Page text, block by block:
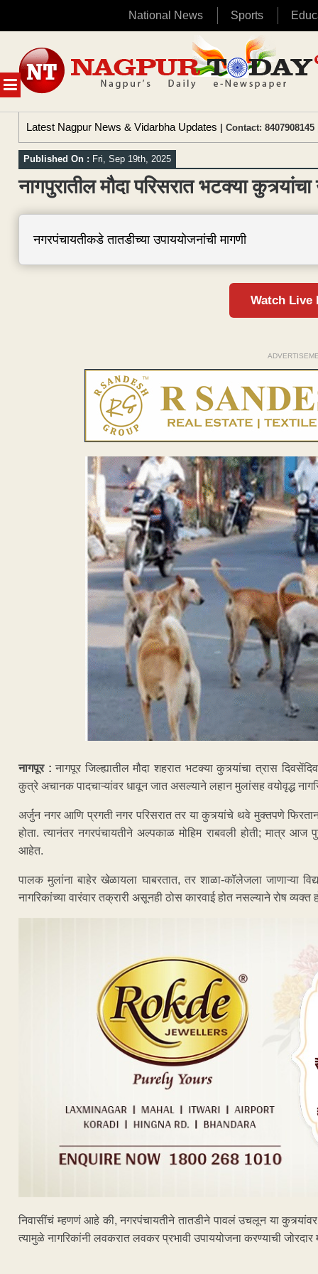
National News Sports
MENU
content
Latest Nagpur News & Vidarbha Updates | Contact: 8407908145
Published On : Fri, Sep 19th, 2025
नागपुरातील मौदा परिसरात भटक्या
नगरपंचायतीकडे तातडीच्या उपाययोजनांची मागणी
Watch Live
नागपूर : नागपूर जिल्ह्यातील मौदा शहरात भटक्या कुत्र्यांचा त्रास
कुत्रे अचानक पादचाऱ्यांवर धावून जात असल्याने लहान मुलांसह वयोवृद्ध
अर्जुन नगर आणि प्रगती नगर परिसरात तर या कुत्र्यांचे थवे मुक्तपणे
होता. त्यानंतर नगरपंचायतीने अल्पकाळ मोहिम राबवली होती; मात्र
आहेत.
पालक मुलांना बाहेर खेळायला घाबरतात, तर शाळा-कॉलेजला जाणाऱ्या
नागरिकांच्या वारंवार तक्रारी असूनही ठोस कारवाई होत नसल्याने रोष
निवासींचं म्हणणं आहे की, नगरपंचायतीने तातडीने पावलं उचलून या
त्यामुळे नागरिकांनी लवकरात लवकर प्रभावी उपाययोजना करण्याची